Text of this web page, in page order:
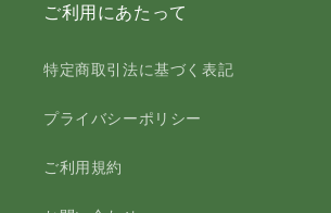
ご利用にあたって
特定商取引法に基づく表記
プライバシーポリシー
ご利用規約